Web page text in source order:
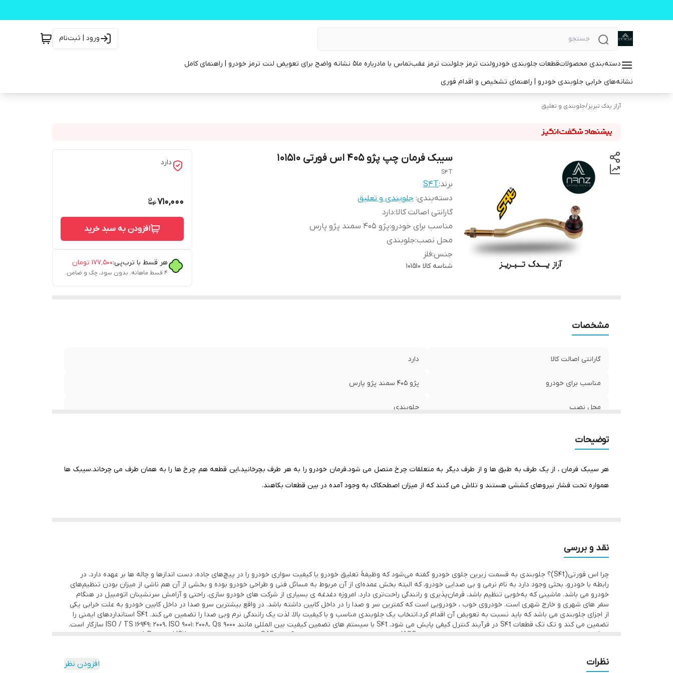
ورود | ثبت‌نام
دسته‌بندی محصولاتقطعات جلوبندی خودرولنت ترمز جلولنت ترمز عقبتماس با مادرباره ما۵ نشانه واضح برای تعویض لنت ترمز خودرو | راهنمای کامل
نشانه‌های خرابی جلوبندی خودرو | راهنمای تشخیص و اقدام فوری
آراز یدک تبریز/جلوبندی و تعلیق
سیبک فرمان چپ پژو 405 اس فورتی 101510
S4T
برند:S4T
دسته‌بندی: جلوبندی و تعلیق
گارانتی اصالت کالا:دارد
مناسب برای خودرو:پژو 405 سمند پژو پارس
محل نصب:جلوبندی
جنس:فلز
شناسه کالا 101510
دارد
710,000
افزودن به سبد خرید
هر قسط با ترب‌پی:۱۷۷٬۵۰۰ تومان
۴ قسط ماهانه. بدون سود، چک و ضامن.
مشخصات
گارانتی اصالت کالا دارد
مناسب برای خودرو پژو 405 سمند پژو پارس
محل نصب جلوبندی
توضیحات
هر سیبک فرمان ، از یک طرف به طبق ها و از طرف دیگر به متعلقات چرخ متصل می شود.فرمان خودرو را به هر طرف بچرخانید،این قطعه هم چرخ ها را به همان طرف می چرخاند.سیبک ها
همواره تحت فشار نیروهای کششی هستند و تلاش می کنند که از میزان اصطحکاک به وجود آمده در بین قطعات بکاهند.
نقد و بررسی
چرا اس فورتی(S4t)؟ جلوبندی به قسمت زیرین جلوی خودرو گفته می‌شود که وظیفهٔ تعلیق خودرو یا کیفیت سواری خودرو را در پیچ‌های جاده، دست اندازها و چاله ها بر عهده دارد. در
رابطه با خودرو، بحثی وجود دارد به نام نرمی و بی صدایی خودرو، که البته بخش عمده‌ای از آن مربوط به مسائل فنی و طراحی خودرو بوده و بخشی از آن هم ناشی از میزان بودن تنظیم‌های
خودرو می باشد. ماشینی که به‌خوبی تنظیم باشد، فرمان‌پذیری و رانندگی راحت‌تری دارد. امروزه دغدغه ی بسیاری از شرکت های خودرو سازی، راحتی و آرامش سرنشینان اتومبیل در هنگام
سفر های شهری و خارج شهری است. خودروی خوب ، خودرویی است که کمترین سر و صدا را در داخل کابین داشته باشد. در واقع بیشترین سرو صدا در داخل کابین خودرو به علت خرابی یکی
از اجزای جلوبندی می باشد که باید نسبت به تعویض آن اقدام کرد.انتخاب یک جلوبندی مناسب و با کیفیت بالا، لذت یک رانندگی نرم وبی صدا را تضمین می کند. S4t استانداردهای ایمنی را
تضمین می کند و تک تک قطعات S4t در فرآیند کنترل کیفی پایش می شود. S4t با سیستم های تضمین کیفیت بین المللی مانند ISO / TS 16949: 2009، ISO 9001: 2008، Qs 9000 سازگار است.
ویژگی های محصول: صادراتی، مطابق با استاندارد خودرو سازی ژاپن JASO ، مطابق با استاندارد انجمن خودروی آمریکا SAE ، مطابق با استاندارد Peugeot/Citroen فرانسه ، مطابق با استاندارد
نظرات افزودن نظر